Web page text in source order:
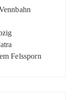
Felssporn